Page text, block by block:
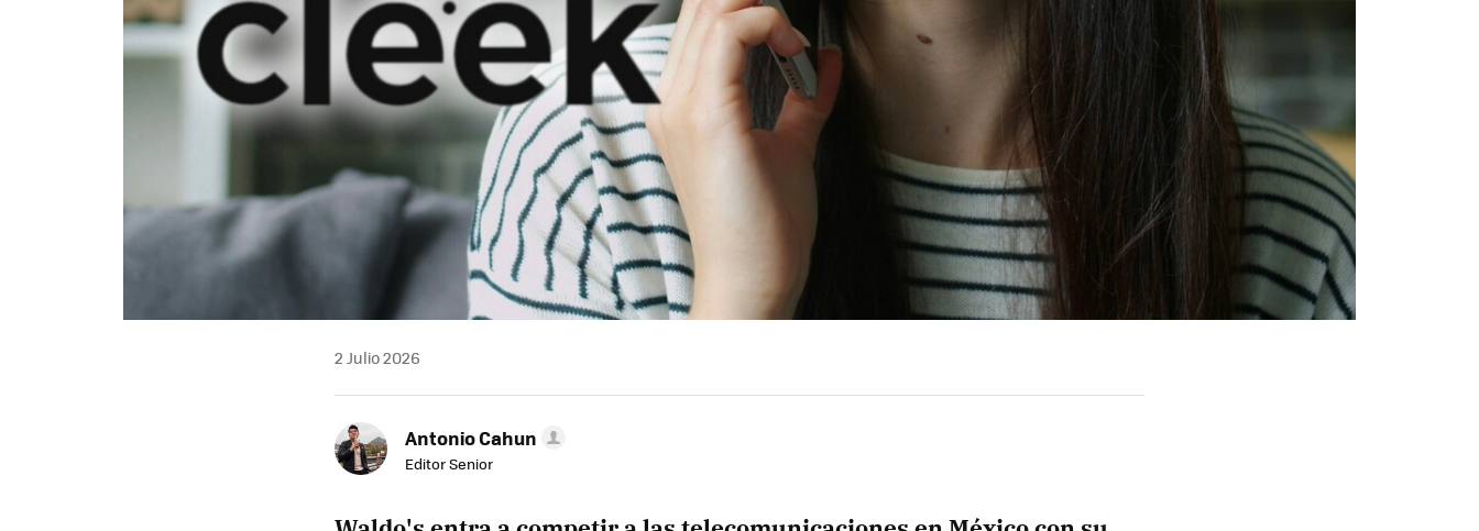
2 Julio 2026
Antonio Cahun
Editor Senior